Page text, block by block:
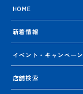
HOME
新着情報
イベント・キャンペーン
店舗検索